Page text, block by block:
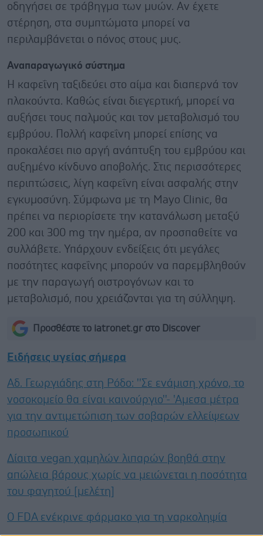
οδηγήσει σε τράβηγμα των μυών. Αν έχετε
στέρηση, στα συμπτώματα μπορεί να
περιλαμβάνεται ο πόνος στους μυς.
Αναπαραγωγικό σύστημα
Η καφεΐνη ταξιδεύει στο αίμα και διαπερνά τον
πλακούντα. Καθώς είναι διεγερτική, μπορεί να
αυξήσει τους παλμούς και τον μεταβολισμό του
εμβρύου. Πολλή καφεΐνη μπορεί επίσης να
προκαλέσει πιο αργή ανάπτυξη του εμβρύου και
αυξημένο κίνδυνο αποβολής. Στις περισσότερες
περιπτώσεις, λίγη καφεΐνη είναι ασφαλής στην
εγκυμοσύνη. Σύμφωνα με τη Μayo Clinic, θα
πρέπει να περιορίσετε την κατανάλωση μεταξύ
200 και 300 mg την ημέρα, αν προσπαθείτε να
συλλάβετε. Υπάρχουν ενδείξεις ότι μεγάλες
ποσότητες καφεΐνης μπορούν να παρεμβληθούν
με την παραγωγή οιστρογόνων και το
μεταβολισμό, που χρειάζονται για τη σύλληψη.
Προσθέστε το iatronet.gr στο Discover
Ειδήσεις υγείας σήμερα
Αδ. Γεωργιάδης στη Ρόδο: ''Σε ενάμιση χρόνο, το
νοσοκομείο θα είναι καινούργιο''- 'Αμεσα μέτρα
για την αντιμετώπιση των σοβαρών ελλείψεων
προσωπικού
Δίαιτα vegan χαμηλών λιπαρών βοηθά στην
απώλεια βάρους χωρίς να μειώνεται η ποσότητα
του φαγητού [μελέτη]
Ο FDA ενέκρινε φάρμακο για τη ναρκοληψία